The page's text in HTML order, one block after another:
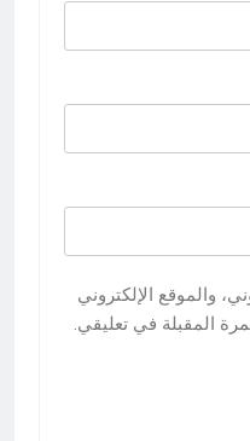
والموقع الإلكتروني
المقبلة في تعليقي.